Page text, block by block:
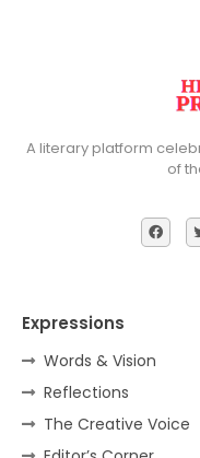
A literary platform
of
Expressions
Words & Vision
Reflections
The Creative Voice